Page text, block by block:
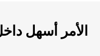
الأمر أسهل